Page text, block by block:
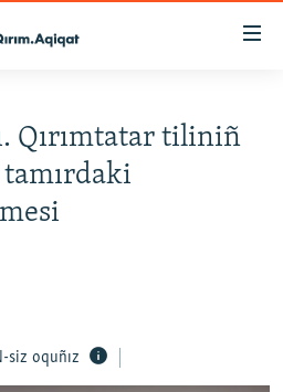
Qırımtatar tiliniñ
siz oquñız